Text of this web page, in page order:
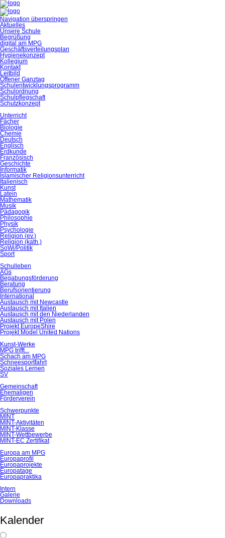
Navigation überspringen
Aktuelles
Unsere Schule
Begrüßung
digital am MPG
Geschäftsverteilungsplan
Hygienekonzept
Kollegium
Kontakt
Leitbild
Offener Ganztag
Schulentwicklungsprogramm
Schulordnung
Schulpflegschaft
Schutzkonzept
Unterricht
Fächer
Biologie
Chemie
Deutsch
Englisch
Erdkunde
Französisch
Geschichte
Informatik
Islamischer Religionsunterricht
Italienisch
Kunst
Latein
Mathematik
Musik
Pädagogik
Philosophie
Physik
Psychologie
Religion (ev.)
Religion (kath.)
SoWi/Politik
Sport
Schulleben
AGs
Begabungsförderung
Beratung
Berufsorientierung
International
Austausch mit Newcastle
Austausch mit Italien
Austausch mit den Niederlanden
Austausch mit Polen
Projekt EuropeShire
Projekt Model United Nations
Kunst-Werke
MPG trifft...
Schach am MPG
Schneesportfahrt
Soziales Lernen
SV
Gemeinschaft
Ehemaligen
Förderverein
Schwerpunkte
MINT
MINT-Aktivitäten
MINT-Klasse
MINT-Wettbewerbe
MINT-EC Zertifikat
Europa am MPG
Europaprofil
Europaprojekte
Europatage
Europapraktika
Intern
Galerie
Downloads
Kalender